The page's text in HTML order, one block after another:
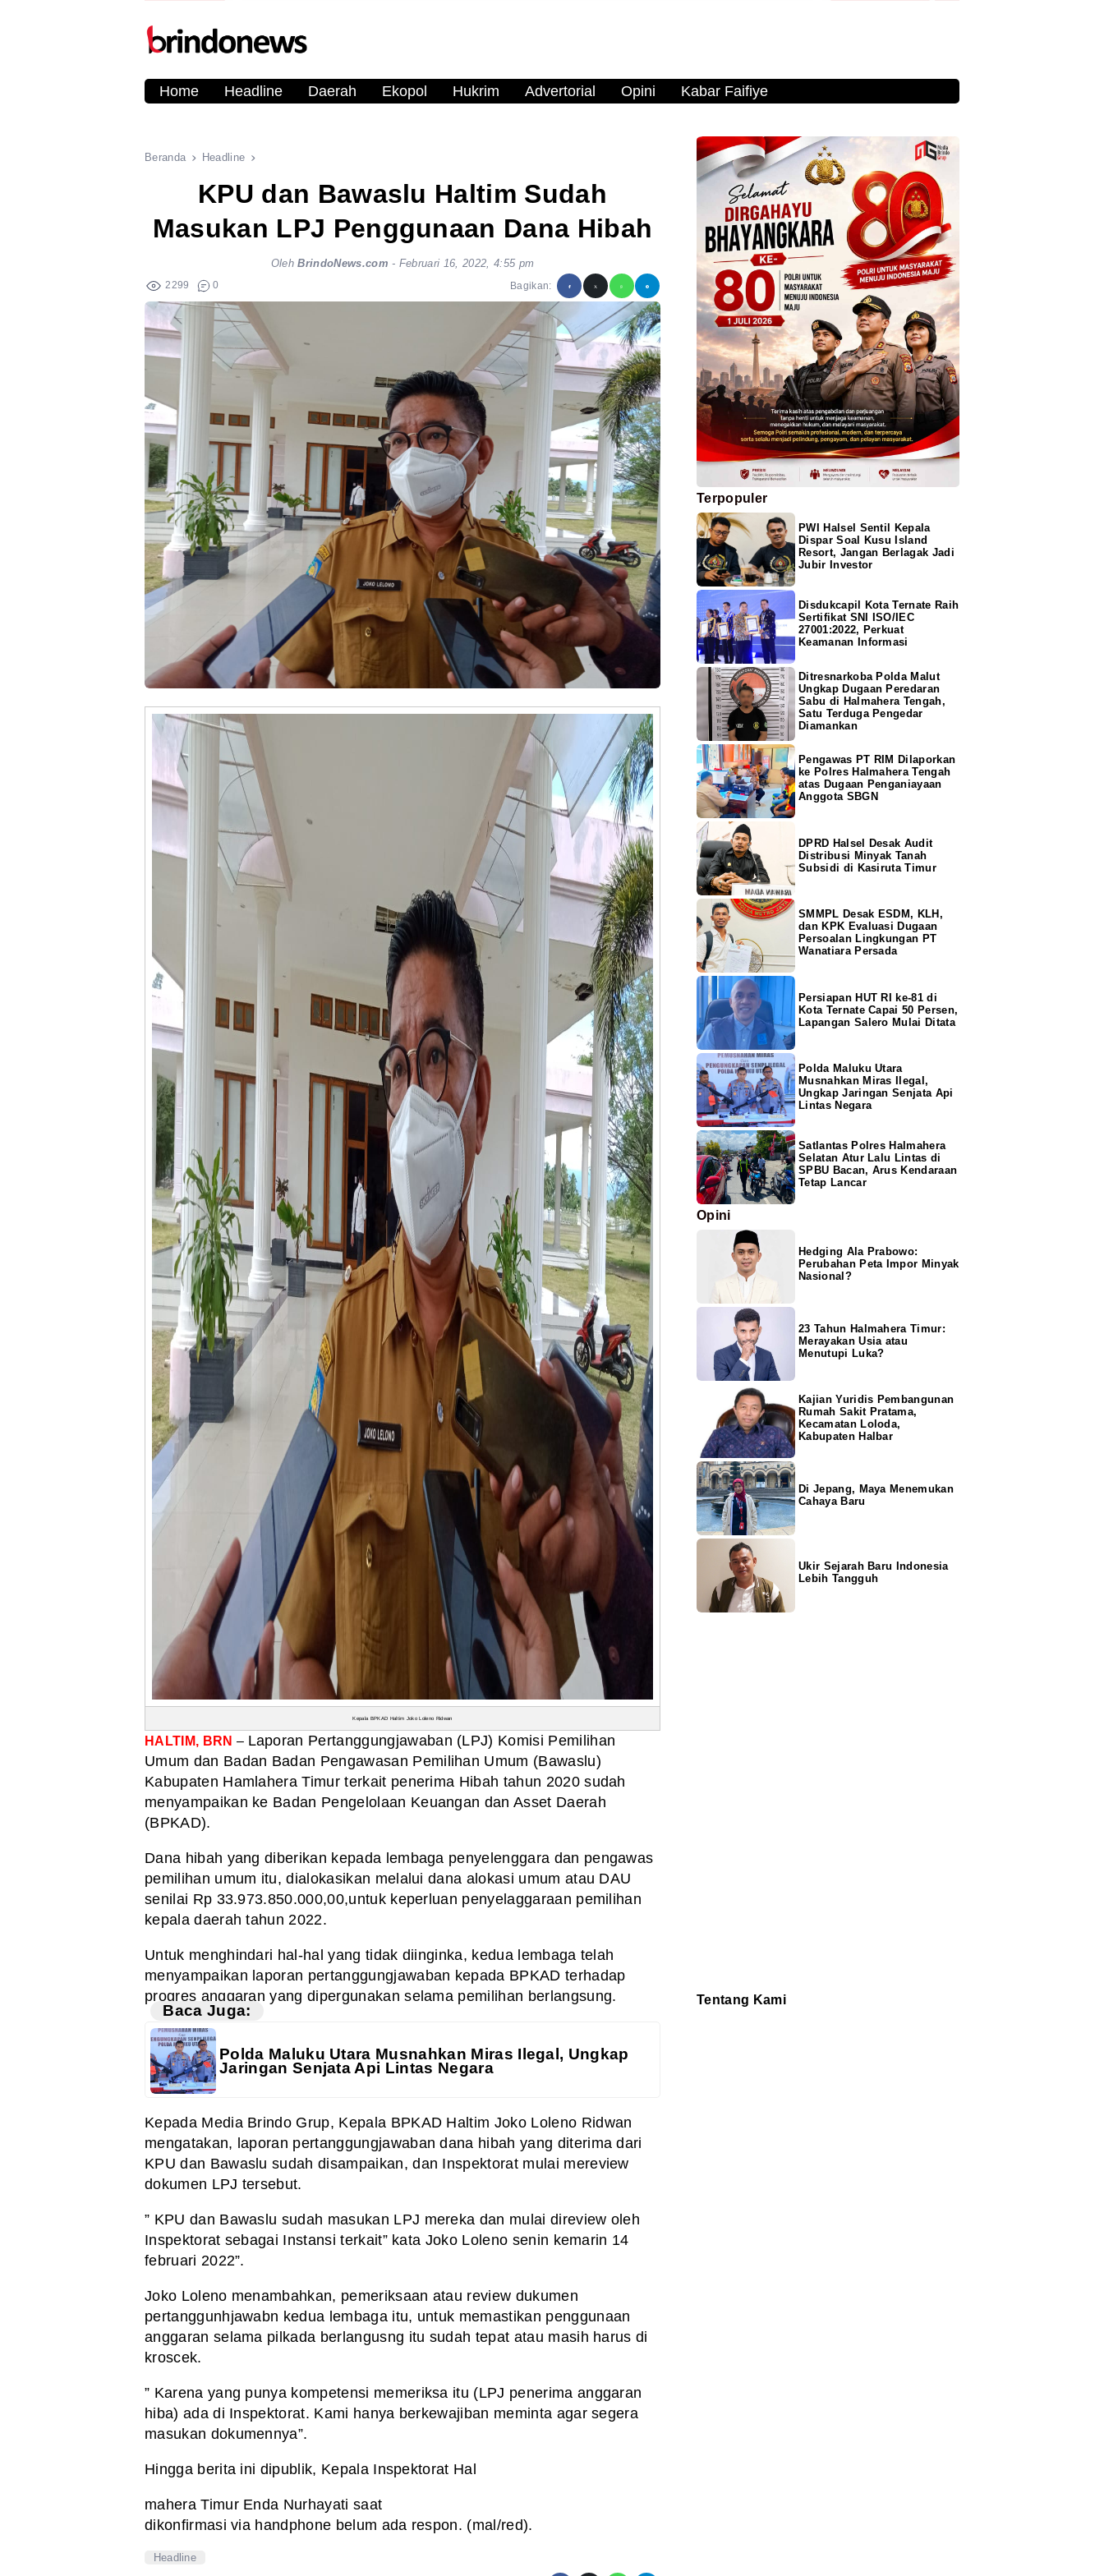
Home Headline Daerah Ekopol Hukrim Advertorial Opini Kabar Faifiye
Beranda Headline
KPU dan Bawaslu Haltim Sudah
Masukan LPJ Penggunaan Dana Hibah
OlehBrindoNews.com - Februari 16, 2022, 4:55 pm
2299 0 Bagikan:
Kepala BPKAD Haltim Joko Loleno Ridwan
HALTIM, BRN – Laporan Pertanggungjawaban (LPJ) Komisi Pemilihan
Umum dan Badan Badan Pengawasan Pemilihan Umum (Bawaslu)
Kabupaten Hamlahera Timur terkait penerima Hibah tahun 2020 sudah
menyampaikan ke Badan Pengelolaan Keuangan dan Asset Daerah
(BPKAD).
Dana hibah yang diberikan kepada lembaga penyelenggara dan pengawas
pemilihan umum itu, dialokasikan melalui dana alokasi umum atau DAU
senilai Rp 33.973.850.000,00,untukkeperluan penyelaggaraan pemilihan
kepala daerah tahun 2022.
Untuk menghindari hal-hal yang tidak diinginka, kedua lembaga telah
menyampaikan laporan pertanggungjawaban kepada BPKAD terhadap
progres anggaran yang dipergunakan selama pemilihan berlangsung.
Baca Juga:
Polda Maluku Utara Musnahkan Miras Ilegal, Ungkap
Jaringan Senjata Api Lintas Negara
Kepada MediaBrindo Grup, Kepala BPKAD Haltim Joko Loleno Ridwan
mengatakan, laporan pertanggungjawaban dana hibah yang diterima dari
KPU dan Bawaslu sudah disampaikan, dan Inspektorat mulai mereview
dokumen LPJ tersebut.
” KPU dan Bawaslu sudah masukan LPJ mereka dan mulai direview oleh
Inspektorat sebagai Instansi terkait” kata Joko Loleno senin kemarin 14
februari 2022”.
Joko Loleno menambahkan, pemeriksaan atau review dukumen
pertanggunhjawabn kedua lembagaitu, untuk memastikan penggunaan
anggaran selama pilkada berlangusng itu sudah tepat atau masih harus di
kroscek.
” Karena yang punya kompetensi memeriksa itu (LPJ penerima anggaran
hiba) ada di Inspektorat. Kami hanya berkewajiban meminta agar segera
masukan dokumennya”.
Hingga berita ini dipublik, Kepala Inspektorat Hal
mahera Timur Enda Nurhayati saat
dikonfirmasi via handphone belum ada respon. (mal/red).
Headline
Terpopuler
PWI Halsel Sentil Kepala
Dispar Soal Kusu Island
Resort, Jangan Berlagak Jadi
Jubir Investor
Disdukcapil Kota Ternate Raih
Sertifikat SNI ISO/IEC
27001:2022, Perkuat
Keamanan Informasi
Ditresnarkoba Polda Malut
Ungkap Dugaan Peredaran
Sabu di Halmahera Tengah,
Satu Terduga Pengedar
Diamankan
Pengawas PT RIM Dilaporkan
ke Polres Halmahera Tengah
atas Dugaan Penganiayaan
Anggota SBGN
DPRD Halsel Desak Audit
Distribusi Minyak Tanah
Subsidi di Kasiruta Timur
SMMPL Desak ESDM, KLH,
dan KPK Evaluasi Dugaan
Persoalan Lingkungan PT
Wanatiara Persada
Persiapan HUT RI ke-81 di
Kota Ternate Capai 50 Persen,
Lapangan Salero Mulai Ditata
Polda Maluku Utara
Musnahkan Miras Ilegal,
Ungkap Jaringan Senjata Api
Lintas Negara
Satlantas Polres Halmahera
Selatan Atur Lalu Lintas di
SPBU Bacan, Arus Kendaraan
Tetap Lancar
Opini
Hedging Ala Prabowo:
Perubahan Peta Impor Minyak
Nasional?
23 Tahun Halmahera Timur:
Merayakan Usia atau
Menutupi Luka?
Kajian Yuridis Pembangunan
Rumah Sakit Pratama,
Kecamatan Loloda,
Kabupaten Halbar
Di Jepang, Maya Menemukan
Cahaya Baru
Ukir Sejarah Baru Indonesia
Lebih Tangguh
Tentang Kami